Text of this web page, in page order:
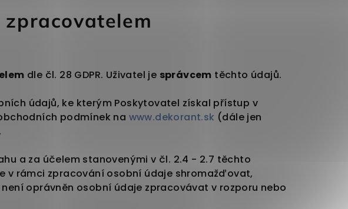
dle čl. 28 GDPR. Uživatel je správcem těchto údajů.
údajů, ke kterým Poskytovatel získal přístup v
podmínek na www.dekorant.sk (dále jen
a za účelem stanovenými v čl. 2.4 - 2.7 těchto
v rámci zpracování osobní údaje shromažďovat,
oprávněn osobní údaje zpracovávat v rozporu nebo